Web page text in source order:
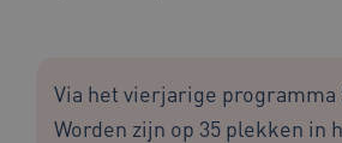
Via het vierjarige programma
Worden zijn op 35 plekken in